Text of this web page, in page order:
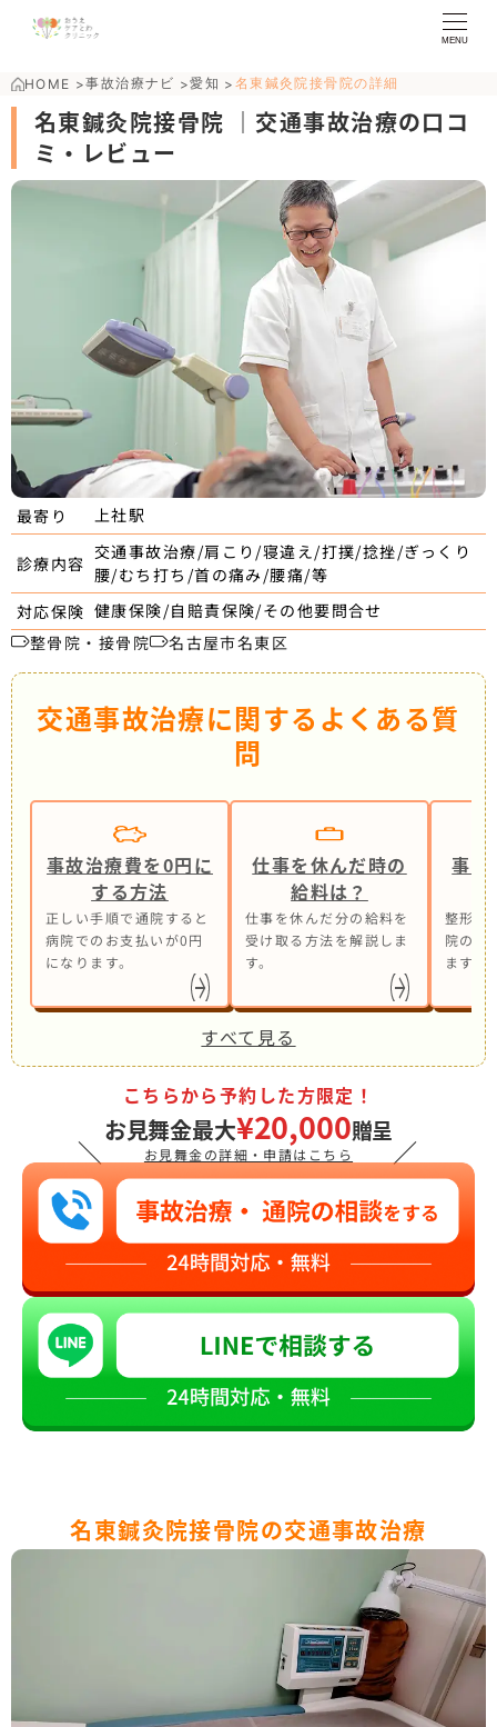
MENU
HOME >事故治療ナビ >愛知 > 名東鍼灸院接骨院の詳細
名東鍼灸院接骨院 ｜交通事故治療の口コ
ミ・レビュー
最寄り 上社駅
診療内容
交通事故治療/肩こり/寝違え/打撲/捻挫/ぎっくり
腰/むち打ち/首の痛み/腰痛/等
対応保険 健康保険/自賠責保険/その他要問合せ
整骨院・接骨院
名古屋市名東区
交通事故治療に関するよくある質
問
事故治療費を0円に
する方法
正しい手順で通院すると
病院でのお支払いが0円
になります。
仕事を休んだ時の
給料は？
仕事を休んだ分の給料を
受け取る方法を解説しま
す。
事故
整形外
院の併
ます。
すべて見る
＼
こちらから予約した方限定！
お見舞金最大¥20,000贈呈
お見舞金の詳細・申請はこちら ／
名東鍼灸院接骨院の交通事故治療